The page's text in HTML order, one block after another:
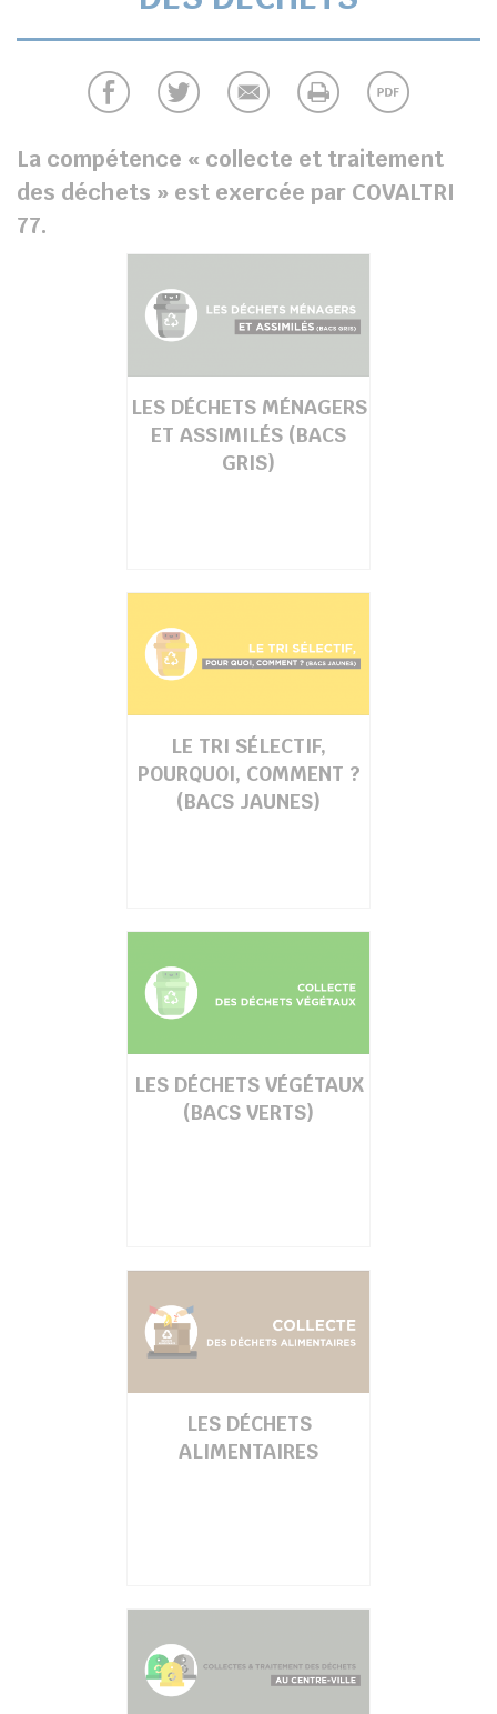
La compétence « collecte et traitement
des déchets » est exercée par COVALTRI
77.
LES DÉCHETS MÉNAGERS
ET ASSIMILÉS (BACS
GRIS)
LE TRI SÉLECTIF,
POURQUOI, COMMENT ?
(BACS JAUNES)
LES DÉCHETS VÉGÉTAUX
(BACS VERTS)
LES DÉCHETS
ALIMENTAIRES